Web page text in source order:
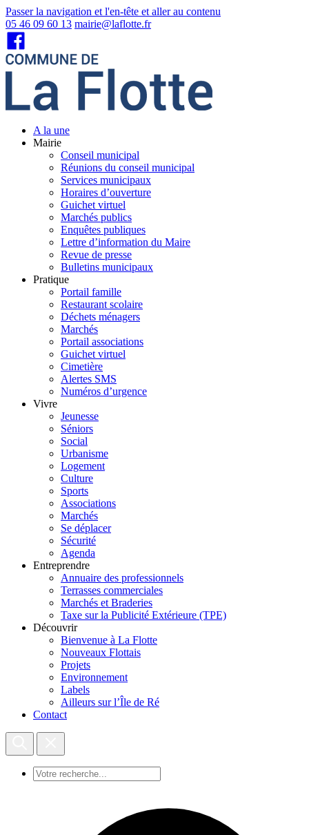
Passer la navigation et l'en-tête et aller au contenu
05 46 09 60 13 mairie@laflotte.fr
A la une
Mairie
Conseil municipal
Réunions du conseil municipal
Services municipaux
Horaires d’ouverture
Guichet virtuel
Marchés publics
Enquêtes publiques
Lettre d’information du Maire
Revue de presse
Bulletins municipaux
Pratique
Portail famille
Restaurant scolaire
Déchets ménagers
Marchés
Portail associations
Guichet virtuel
Cimetière
Alertes SMS
Numéros d’urgence
Vivre
Jeunesse
Séniors
Social
Urbanisme
Logement
Culture
Sports
Associations
Marchés
Se déplacer
Sécurité
Agenda
Entreprendre
Annuaire des professionnels
Terrasses commerciales
Marchés et Braderies
Taxe sur la Publicité Extérieure (TPE)
Découvrir
Bienvenue à La Flotte
Nouveaux Flottais
Projets
Environnement
Labels
Ailleurs sur l’Île de Ré
Contact